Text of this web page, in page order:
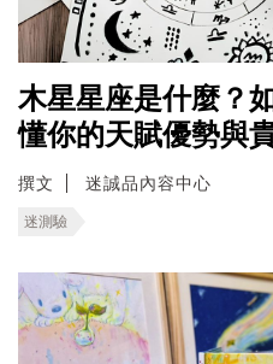
木星星座是什麼？
懂你的天賦優勢與
撰文 迷誠品內容中心
迷測驗